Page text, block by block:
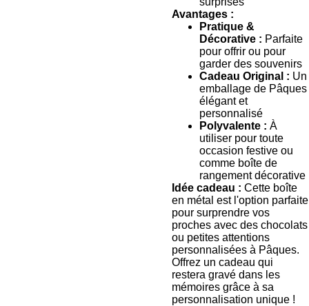
Avantages :
Pratique &
Décorative : Parfaite
pour offrir ou pour
garder des souvenirs
Cadeau Original : Un
emballage de Pâques
élégant et
personnalisé
Polyvalente : À
utiliser pour toute
occasion festive ou
comme boîte de
rangement décorative
Idée cadeau : Cette boîte
en métal est l'option parfaite
pour surprendre vos
proches avec des chocolats
ou petites attentions
personnalisées à Pâques.
Offrez un cadeau qui
restera gravé dans les
mémoires grâce à sa
personnalisation unique !